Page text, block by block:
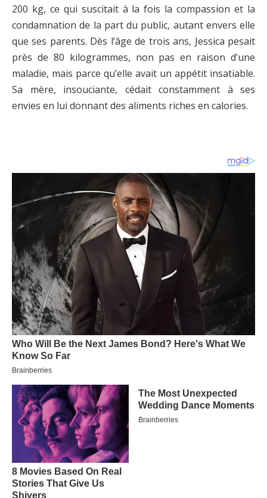
200 kg, ce qui suscitait à la fois la compassion et la
condamnation de la part du public, autant envers elle
que ses parents. Dès l’âge de trois ans, Jessica pesait
près de 80 kilogrammes, non pas en raison d’une
maladie, mais parce qu’elle avait un appétit insatiable.
Sa mère, insouciante, cédait constamment à ses
envies en lui donnant des aliments riches en calories.